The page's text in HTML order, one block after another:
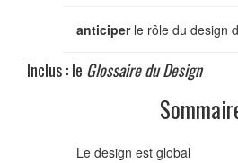
anticiperle rôle du design
Inclus : le Glossaire du Design
Le design est global